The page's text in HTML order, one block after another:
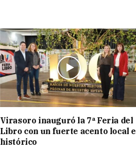
Virasoro inauguró la 7ª Feria del
Libro con un fuerte acento local e
histórico